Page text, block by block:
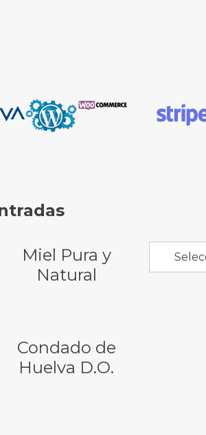
Miel Pura y
Natural
Condado de
Huelva D.O.